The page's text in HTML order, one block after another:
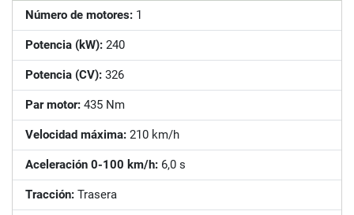
Número de motores: 1
Potencia (kW): 240
Potencia (CV): 326
Par motor: 435 Nm
Velocidad máxima: 210 km/h
Aceleración 0-100 km/h: 6,0 s
Tracción: Trasera